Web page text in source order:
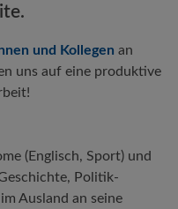
und Kollegen an
uns auf eine produktive
(Englisch, Sport) und
Politik-
Ausland an seine